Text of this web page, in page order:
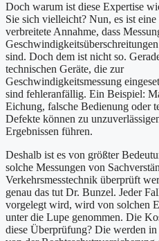
Doch warum ist diese Expertise
Sie sich vielleicht? Nun, es ist
verbreitete Annahme, dass
sind. Doch dem ist nicht so.
technischen Geräte, die zur
Geschwindigkeitsmessung
sind fehleranfällig. Ein Beispiel:
Eichung, falsche Bedienung oder
Defekte können zu
Ergebnissen führen.
Deshalb ist es von größter
solche Messungen von
Verkehrsmesstechnik überprüft
genau das tut Dr. Bunzel. Jeder
vorgelegt wird, wird von solchen
unter die Lupe genommen. Die
diese Überprüfung? Die werden in